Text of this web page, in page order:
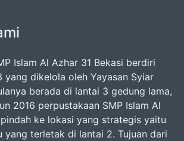
Islam Al Azhar 31 Bekasi berdiri
yang dikelola oleh Yayasan Syiar
berada di lantai 3 gedung lama,
2016 perpustakaan SMP Islam Al
ke lokasi yang strategis yaitu
yang terletak di lantai 2. Tujuan dari